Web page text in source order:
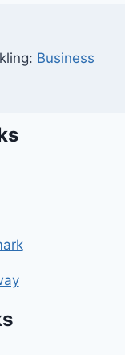
Business